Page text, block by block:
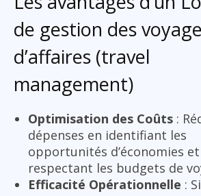
de gestion des
d’affaires (travel
management)
Optimisation des Coûts :
dépenses en identifiant les
opportunités d’économies
respectant les budgets de
Efficacité Opérationnelle :